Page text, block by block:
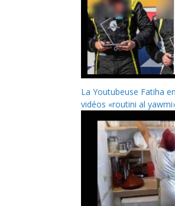
La Youtubeuse Fatiha
vidéos «routini al